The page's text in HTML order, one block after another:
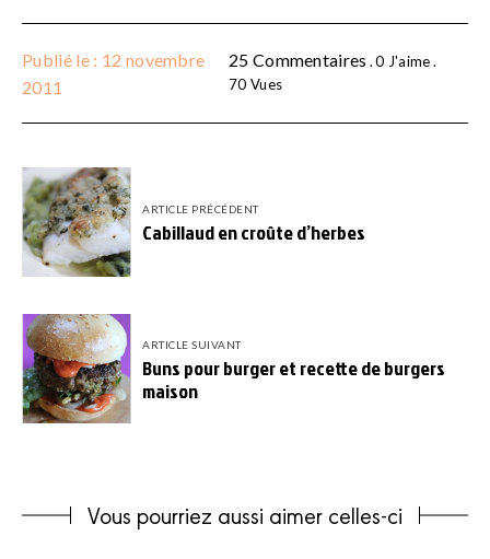
Publié le : 12 novembre
2011
25 Commentaires 0 J'aime
70 Vues
ARTICLE PRÉCÉDENT
Cabillaud en croûte d’herbes
ARTICLE SUIVANT
Buns pour burger et recette de burgers
maison
Vous pourriez aussi aimer celles-ci